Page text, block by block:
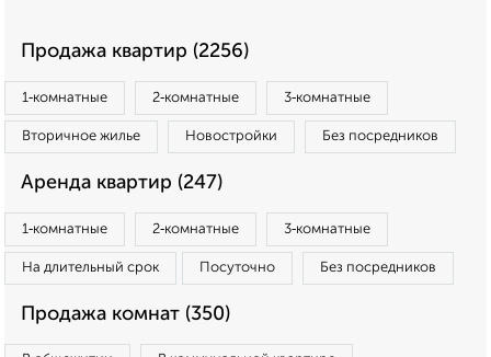
Продажа квартир (2256)
1‑комнатные 2‑комнатные 3‑комнатные
Вторичное жилье Новостройки Без посредников
Аренда квартир (247)
1‑комнатные 2‑комнатные 3‑комнатные
На длительный срок Посуточно Без посредников
Продажа комнат (350)